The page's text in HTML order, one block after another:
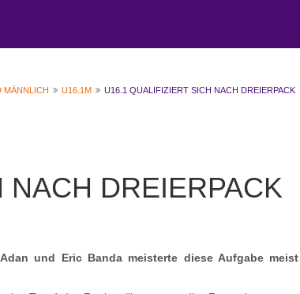
MÄNNLICH U16.1M
U16.1 QUALIFIZIERT SICH NACH DREIERPACK
DREIERPACK
und Eric Banda meisterte diese Aufgabe meist